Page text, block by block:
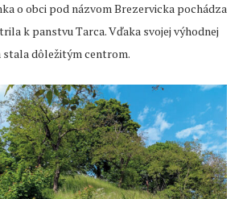
o obci pod názvom Brezervicka pochádza
k panstvu Tarca. Vďaka svojej výhodnej
stala dôležitým centrom.